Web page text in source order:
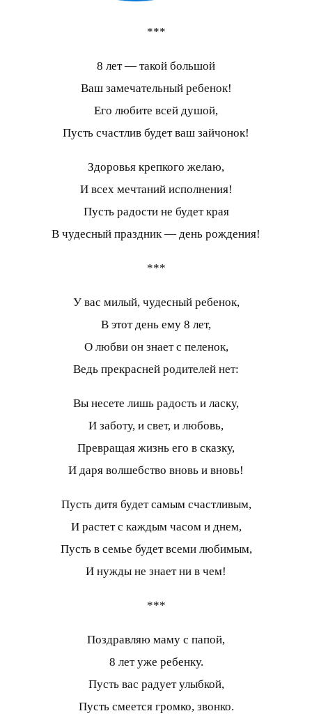
***
8 лет — такой большой
Ваш замечательный ребенок!
Его любите всей душой,
Пусть счастлив будет ваш зайчонок!
Здоровья крепкого желаю,
И всех мечтаний исполнения!
Пусть радости не будет края
В чудесный праздник — день рождения!
***
У вас милый, чудесный ребенок,
В этот день ему 8 лет,
О любви он знает с пеленок,
Ведь прекрасней родителей нет:
Вы несете лишь радость и ласку,
И заботу, и свет, и любовь,
Превращая жизнь его в сказку,
И даря волшебство вновь и вновь!
Пусть дитя будет самым счастливым,
И растет с каждым часом и днем,
Пусть в семье будет всеми любимым,
И нужды не знает ни в чем!
***
Поздравляю маму с папой,
8 лет уже ребенку.
Пусть вас радует улыбкой,
Пусть смеется громко, звонко.